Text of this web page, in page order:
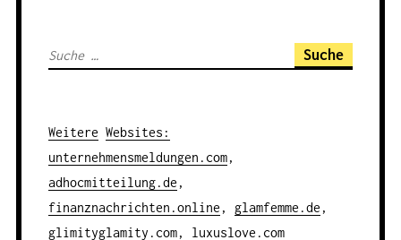
S
h
e
n
a
c
Weitere Websites :
unternehmensmeldungen.com,
adhocmitteilung.de ,
finanznachrichten.online , glamfemme.de ,
glimityglamity.com, luxuslove.com